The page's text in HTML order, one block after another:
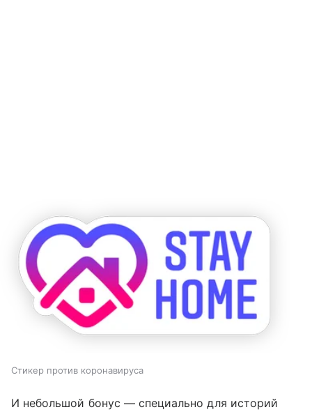
Стикер против коронавируса
И небольшой бонус — специально для историй